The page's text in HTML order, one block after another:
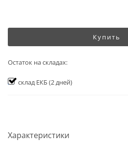
Характеристики
Купить
Остаток на складах:
склад ЕКБ(2 дней)